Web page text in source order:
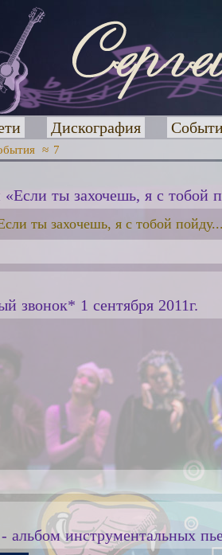
Дискография
≈ 7
ты захочешь, я с тобой
ты захочешь, я с тобой
звонок* 1 сентября 2011г.
- альбом инструментальных